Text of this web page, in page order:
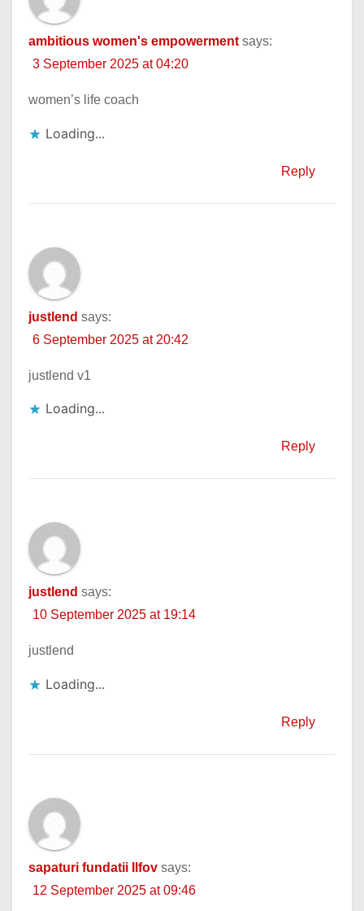
ambitious women's empowerment says:
3 September 2025 at 04:20
women’s life coach
Loading...
Reply
justlend says:
6 September 2025 at 20:42
justlend v1
Loading...
Reply
justlend says:
10 September 2025 at 19:14
justlend
Loading...
Reply
sapaturi fundatii Ilfov says:
12 September 2025 at 09:46